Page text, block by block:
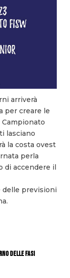
arriverà
per creare le
lasciano
la costa ovest
perla
di accendere il
delle previsioni
delle fasi